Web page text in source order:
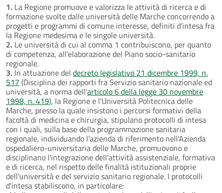
1. La Regione promuove e valorizza le attività di ricerca e di
formazione svolte dalle università delle Marche concorrendo a
progetti e programmi di comune interesse, definiti d'intesa fra
la Regione medesima e le singole università.
2. Le università di cui al comma 1 contribuiscono, per quanto
di competenza, all'elaborazione del Piano socio-sanitario
regionale.
3. In attuazione del decreto legislativo 21 dicembre 1999, n.
517 (Disciplina dei rapporti fra Servizio sanitario nazionale ed
università, a norma dell'articolo 6 della legge 30 novembre
1998, n. 419), la Regione e l'Università Politecnica delle
Marche, presso la quale insistono i percorsi formativi della
facoltà di medicina e chirurgia, stipulano protocolli di intesa
con i quali, sulla base della programmazione sanitaria
regionale, individuando l'azienda di riferimento nell'Azienda
ospedaliero-universitaria delle Marche, promuovono e
disciplinano l'integrazione dell'attività assistenziale, formativa
e di ricerca, nel rispetto delle finalità istituzionali proprie
dell'università e del servizio sanitario regionale. I protocolli
d'intesa stabiliscono, in particolare: